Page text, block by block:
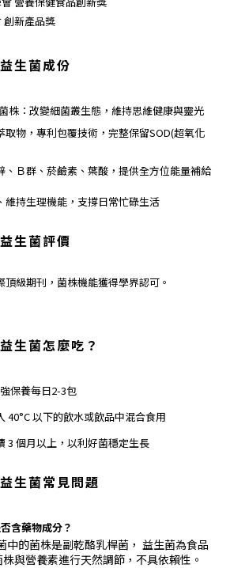
創新產品獎
生菌成份
株 ：改變細菌叢生態，維持思維健康與靈光
取物，專利包覆技術，完整保留SOD(超氧化
、Ｂ群、菸鹼素、葉酸 ，提供全方位能量補給
維持生理機能，支撐日常忙碌生活
生菌評價
級期刊，菌株機能獲得學界認可。
生菌怎麼吃？
保養每日2-3包
40°C 以下的飲水或飲品中混合食用
3 個月以上，以利好菌穩定生長
生菌常見問題
含藥物成分？
中的菌株是副乾酪乳桿菌， 益生菌為食品
與營養素進行天然調節，不具依賴性。